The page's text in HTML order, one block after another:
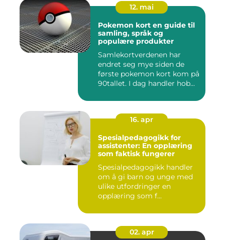
12. mai
Pokemon kort en guide til
samling, språk og
populære produkter
Samlekortverdenen har
endret seg mye siden de
første pokemon kort kom på
90tallet. I dag handler hob...
16. apr
Spesialpedagogikk for
assistenter: En opplæring
som faktisk fungerer
Spesialpedagogikk handler
om å gi barn og unge med
ulike utfordringer en
opplæring som f...
02. apr